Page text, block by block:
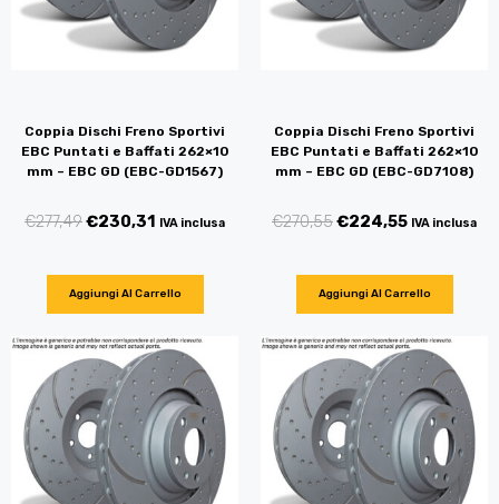
Coppia Dischi Freno Sportivi
EBC Puntati e Baffati 262×10
mm – EBC GD (EBC-GD1567)
€277,49€230,31 IVA inclusa
Aggiungi Al Carrello
Coppia Dischi Freno Sportivi
EBC Puntati e Baffati 262×10
mm – EBC GD (EBC-GD7108)
€270,55€224,55 IVA inclusa
Aggiungi Al Carrello